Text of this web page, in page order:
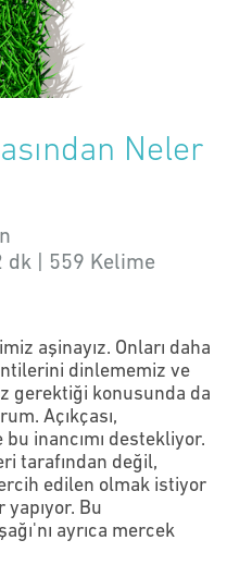
Neler
dk 559 Kelime
aşinayız. Onları daha
dinlememiz ve
gerektiği konusunda da
Açıkçası,
inancımı destekliyor.
tarafından değil,
edilen olmak istiyor
yapıyor. Bu
ayrıca mercek